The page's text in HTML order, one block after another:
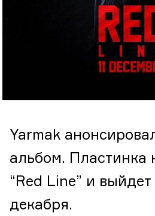
Yarmak
альбом. Пластинка
“Red Line” и
декабря.